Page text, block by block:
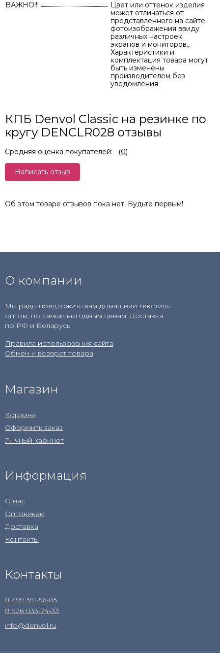
ВАЖНО!!!
Цвет или оттенок изделия
может отличаться от
представленного на сайте
фотоизображения ввиду
различных настроек
экранов и мониторов.,
Характеристики и
комплектация товара могут
быть изменены
производителем без
уведомления.
КПБ Denvol Classic на резинке по
кругу DENCLR028 отзывы
Средняя оценка покупателей: (0)
Написать отзыв
Об этом товаре отзывов пока нет. Будьте первым!
О компании
Мы рады предложить вам домашний текстиль
оптом, по самым выгодным ценам. Доставка
по РФ и Беларусь.
Правила использования сайта
Обмен и возврат товара
Магазин
Корзина
Оформить заказ
Личный кабинет
Информация
О нас
Оптовикам
Доставка
Контакты
Контакты
8 499 391-56-05
8 926 033-74-33
info@denvol.ru